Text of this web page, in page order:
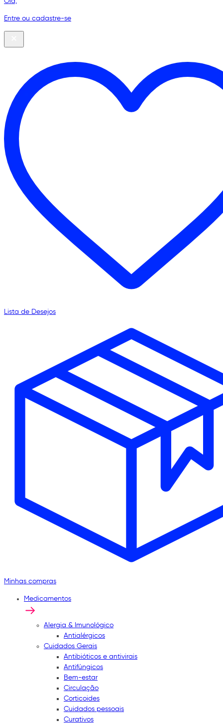
Entre ou cadastre-se
Lista de Desejos
Minhas compras
Medicamentos
Alergia & Imunológico
Antialérgicos
Cuidados Gerais
Antibióticos e antivirais
Antifúngicos
Bem-estar
Circulação
Corticoides
Cuidados pessoais
Curativos